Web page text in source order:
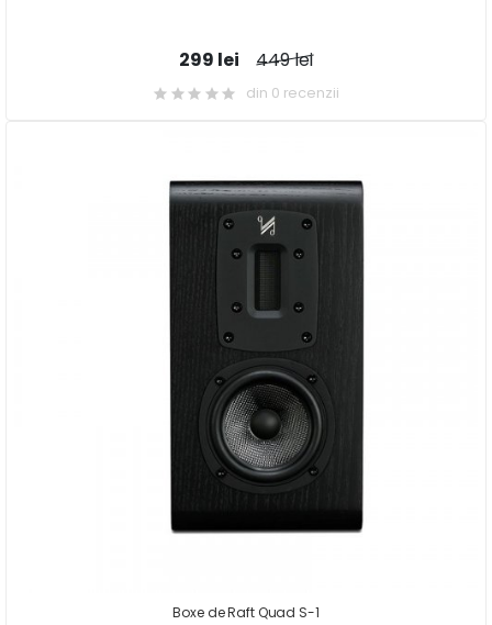
299 lei 449 lei
din 0 recenzii
Boxe de Raft Quad S-1